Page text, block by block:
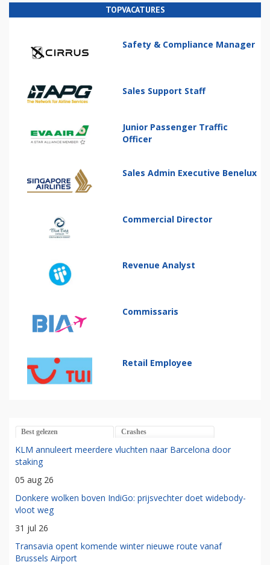
TOPVACATURES
Safety & Compliance Manager
Sales Support Staff
Junior Passenger Traffic
Officer
Sales Admin Executive Benelux
Commercial Director
Revenue Analyst
Commissaris
Retail Employee
Best gelezen Crashes
KLM annuleert meerdere vluchten naar Barcelona door
staking
05 aug 26
Donkere wolken boven IndiGo: prijsvechter doet widebody-
vloot weg
31 jul 26
Transavia opent komende winter nieuwe route vanaf
Brussels Airport